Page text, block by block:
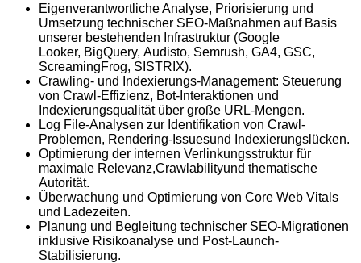
Eigenverantwortliche Analyse, Priorisierung und
Umsetzung technischer SEO-Maßnahmen auf Basis
unserer bestehenden Infrastruktur (Google
Looker, BigQuery, Audisto, Semrush, GA4, GSC,
ScreamingFrog, SISTRIX).
Crawling- und Indexierungs-Management: Steuerung
von Crawl-Effizienz, Bot-Interaktionen und
Indexierungsqualität über große URL-Mengen.
Log File-Analysen zur Identifikation von Crawl-
Problemen, Rendering- Issuesund Indexierungslücken.
Optimierung der internen Verlinkungsstruktur für
maximale Relevanz,Crawlabilityund thematische
Autorität.
Überwachung und Optimierung von Core Web Vitals
und Ladezeiten.
Planung und Begleitung technischer SEO-Migrationen
inklusive Risikoanalyse und Post-Launch-
Stabilisierung.